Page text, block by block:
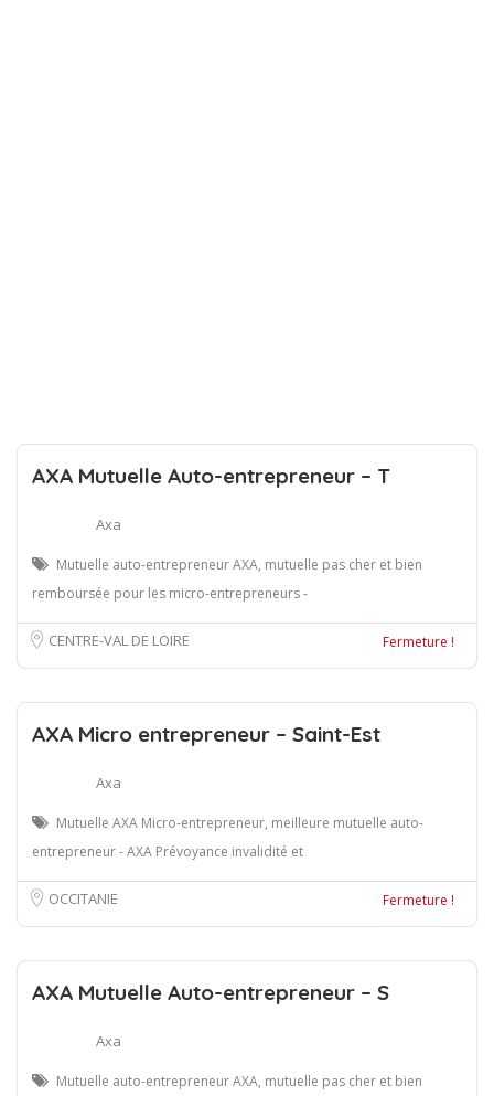
AXA Mutuelle Auto-entrepreneur – T
Axa
Mutuelle auto-entrepreneur AXA, mutuelle pas cher et bien
remboursée pour les micro-entrepreneurs -
CENTRE-VAL DE LOIRE Fermeture !
AXA Micro entrepreneur – Saint-Est
Axa
Mutuelle AXA Micro-entrepreneur, meilleure mutuelle auto-
entrepreneur - AXA Prévoyance invalidité et
OCCITANIE Fermeture !
AXA Mutuelle Auto-entrepreneur – S
Axa
Mutuelle auto-entrepreneur AXA, mutuelle pas cher et bien